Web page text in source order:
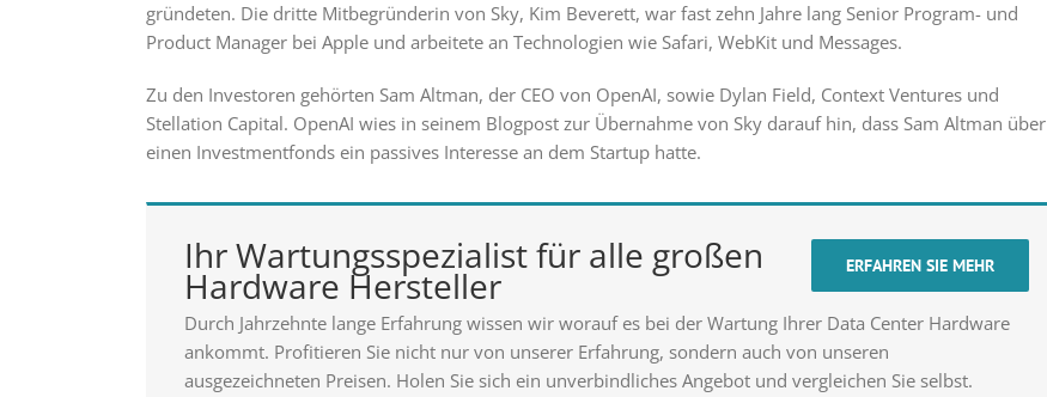
gründeten. Die dritte Mitbegründerin von Sky, Kim Beverett, war fast zehn Jahre lang Senior Program- und
Product Manager bei Apple und arbeitete an Technologien wie Safari, WebKit und Messages.
Zu den Investoren gehörten Sam Altman, der CEO von OpenAI, sowie Dylan Field, Context Ventures und
Stellation Capital. OpenAI wies in seinem Blogpost zur Übernahme von Sky darauf hin, dass Sam Altman über
einen Investmentfonds ein passives Interesse an dem Startup hatte.
ERFAHREN SIE MEHR
Ihr Wartungsspezialist für alle großen
Hardware Hersteller
Durch Jahrzehnte lange Erfahrung wissen wir worauf es bei der Wartung Ihrer Data Center Hardware
ankommt. Profitieren Sie nicht nur von unserer Erfahrung, sondern auch von unseren
ausgezeichneten Preisen. Holen Sie sich ein unverbindliches Angebot und vergleichen Sie selbst.